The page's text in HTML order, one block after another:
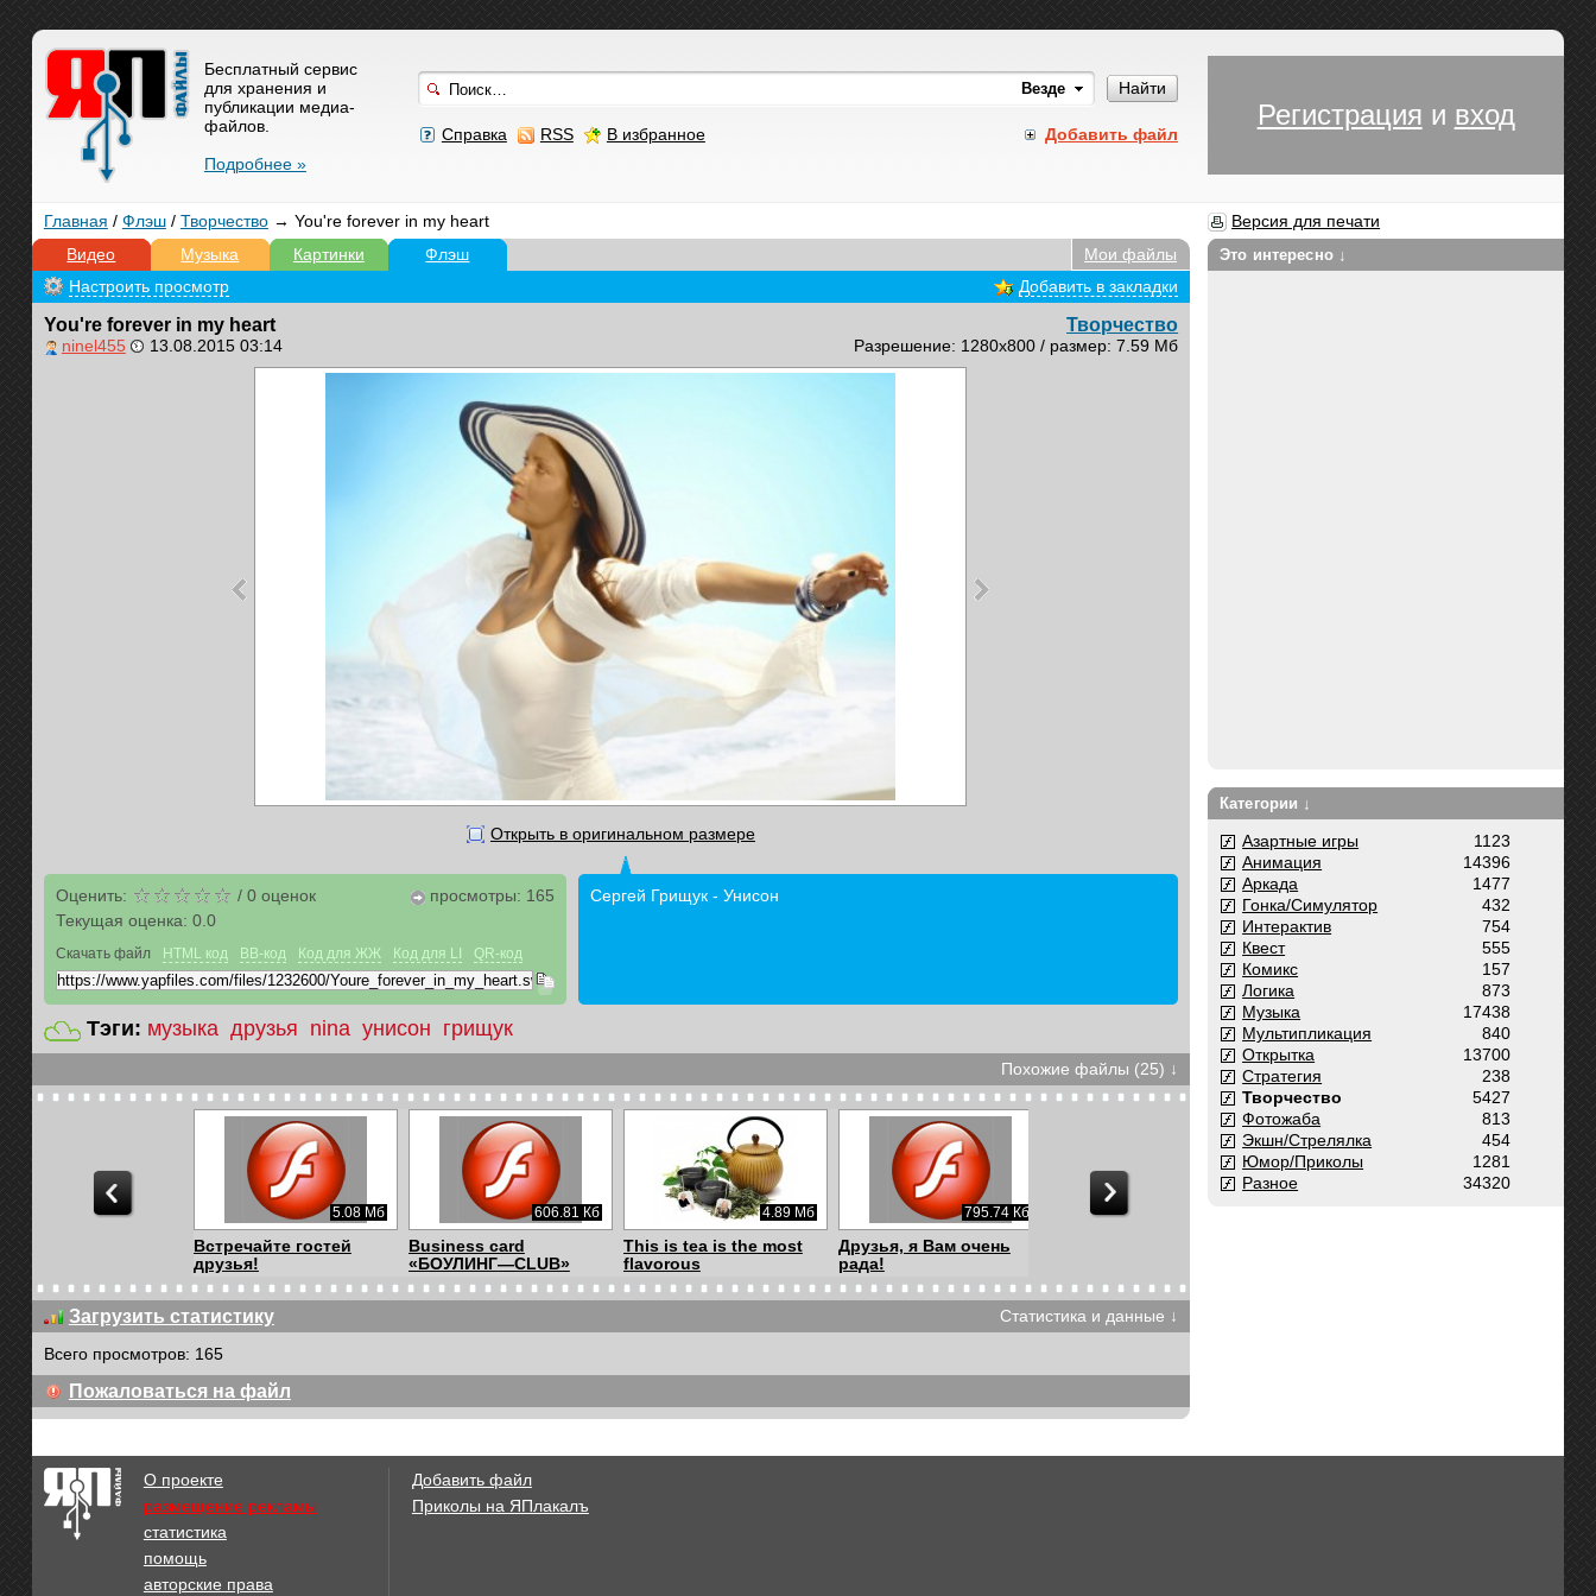
Найти
Добавить файл
Справка RSS В избранное
Бесплатный сервис
для хранения и
публикации медиа-
файлов.
Подробнее »
Регистрация и вход
Главная / Флэш/ Творчество→ You're forever in my heart
Версия для печати
Видео
Музыка Картинки Флэш
Мои файлы
Настроить просмотр
Добавить в закладки
You're forever in my heart
ninel455 13.08.2015 03:14
Творчество
Разрешение: 1280x800 / размер: 7.59 Мб
Открыть в оригинальном размере
Оценить: / 0оценок
Текущая оценка: 0.0
просмотры: 165
Скачать файл HTML код BB-код Код для ЖЖ Код для LI QR-код
Сергей Грищук - Унисон
Тэги: музыка друзья nina унисон грищук
Похожие файлы (25) ↓
5.08 Мб
Встречайте гостей
друзья!
606.81 Кб
Business card
«БОУЛИНГ—CLUB»
4.89 Мб
This is tea is the most
flavorous
795.74 Кб
Друзья, я Вам очень
рада!
3.28 Мб
Календарь с
203.67 Кб
Нет тебя прекрасней
281.95 Кб
В тебе вся жизнь моя.
183.81 Кб
Я- королева
Каприз
Загрузить статистику
Статистика и данные ↓
Всего просмотров: 165
Пожаловаться на файл
Это интересно ↓
Категории ↓
1123
Азартные игры
14396
Анимация
1477
Аркада
432
Гонка/Симулятор
754
Интерактив
555
Квест
157
Комикс
873
Логика
17438
Музыка
840
Мультипликация
13700
Открытка
238
Стратегия
5427
Творчество
813
Фотожаба
454
Экшн/Стрелялка
1281
Юмор/Приколы
34320
Разное
О проекте
размещение рекламы
статистика
помощь
авторские права
Добавить файл
Приколы на ЯПлакалъ